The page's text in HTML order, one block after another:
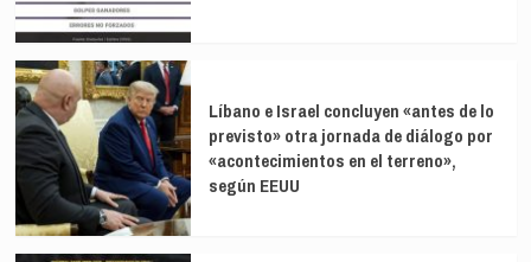
Líbano e Israel concluyen «antes de lo
previsto» otra jornada de diálogo por
«acontecimientos en el terreno»,
según EEUU